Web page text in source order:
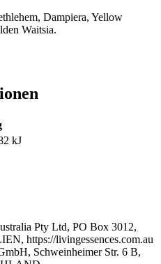
Dampiera, Yellow
Waitsia.
kJ
Pty Ltd, PO Box 3012,
https://livingessences.com.au
Schweinheimer Str. 6 B,